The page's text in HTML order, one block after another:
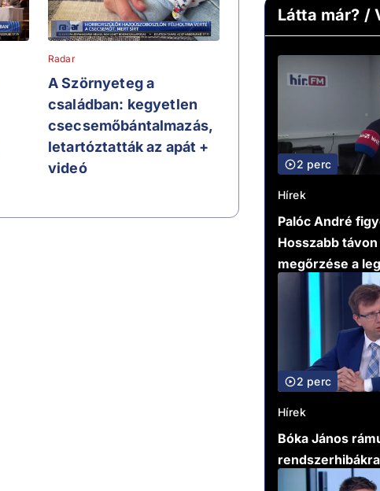
Radar
A Szörnyeteg a
családban: kegyetlen
csecsemőbántalmazás,
letartóztatták az apát +
videó
Látta már? /
2 perc
Hírek
Palóc André
Hosszabb
megőrzése a
2 perc
Hírek
Bóka János
rendszerhibákra